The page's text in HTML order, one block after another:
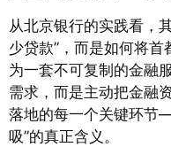
从北京银行的实践看，
少贷款”，而是如何将
为一套不可复制的金融
需求，而是主动把金融
落地的每一个关键环节
吸”的真正含义。